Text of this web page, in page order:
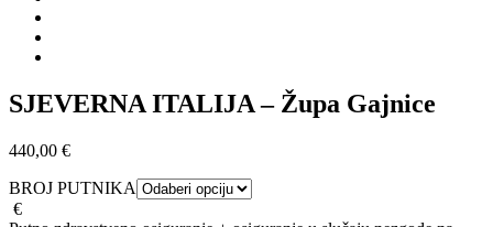
SJEVERNA ITALIJA – Župa Gajnice
440,00 €
BROJ PUTNIKA
€